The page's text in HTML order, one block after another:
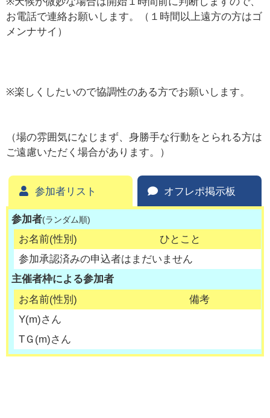
お電話で連絡お願いします。（１時間以上遠方の方はゴ
メンナサイ）
※楽しくしたいので協調性のある方でお願いします。
（場の雰囲気になじまず、身勝手な行動をとられる方は
ご遠慮いただく場合があります。）
参加者リスト オフレポ掲示板
参加者(ランダム順)
お名前(性別)
ひとこと
参加承認済みの申込者はまだいません
主催者枠による参加者
お名前(性別)
備考
Y(m)さん
TＧ (m)さん